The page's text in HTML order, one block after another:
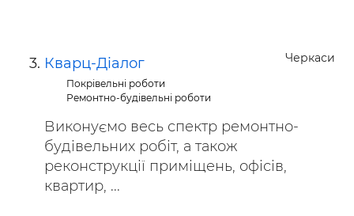
Черкаси
Кварц-Діалог
Покрівельні роботи
Ремонтно-будівельні роботи
Виконуємо весь спектр ремонтно-
будівельних робіт, а також
реконструкції приміщень, офісів,
квартир, ...